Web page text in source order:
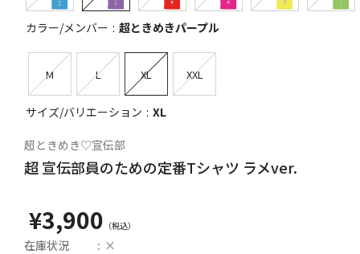
カラー/メンバー 超ときめきパープル
M L XL XXL
サイズ/バリエーション XL
超ときめき♡宣伝部
超 宣伝部員のための定番Tシャツ ラメver.
¥3,900
在庫状況 ×